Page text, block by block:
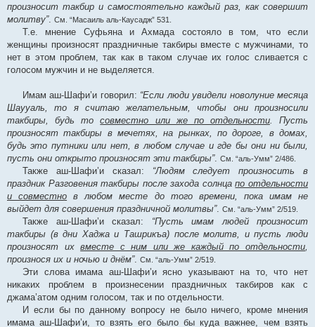
произносит такбир и самостоятельно каждый раз, как совершит
молитву”. См. “Масаиль аль-Каусадж” 531.
Т.е. мнение Суфьяна и Ахмада состояло в том, что если
женщины произносят праздничные такбиры вместе с мужчинами, то
нет в этом проблем, так как в таком случае их голос сливается с
голосом мужчин и не выделяется.
Имам аш-Шафи’и говорил: “Если люди увидели новолуние месяца
Шаууаль, то я считаю желательным, чтобы они произносили
такбиры, будь тосовместно или же по отдельности. Пусть
произносят такбиры в мечетях, на рынках, по дороге, в домах,
будь это путники или нет, в любом случае и где бы они ни были,
пусть они открыто произносят эти такбиры”. См. “аль-Умм” 2/486.
Также аш-Шафи’и сказал: “Людям следует произносить в
праздник Разговения такбиры после захода солнцапо отдельности
и совместно в любом месте до того времени, пока имам не
выйдет для совершения праздничной молитвы”. См. “аль-Умм” 2/519.
Также аш-Шафи’и сказал: “Пусть имам людей произносит
такбиры (в дни Хаджа и Ташрикъа) после молитв, и пусть люди
произносят ихвместе с ним или же каждый по отдельности
произнося их и ночью и днём”. См. “аль-Умм” 2/519.
Эти слова имама аш-Шафи’и ясно указывают на то, что нет
никаких проблем в произнесении праздничных такбиров как с
джама’атом одним голосом, так и по отдельности.
И если бы по данному вопросу не было ничего, кроме мнения
имама аш-Шафи’и, то взять его было бы куда важнее, чем взять